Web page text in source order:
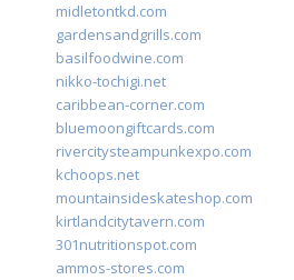
midletontkd.com
gardensandgrills.com
basilfoodwine.com
nikko-tochigi.net
caribbean-corner.com
bluemoongiftcards.com
rivercitysteampunkexpo.com
kchoops.net
mountainsideskateshop.com
kirtlandcitytavern.com
301nutritionspot.com
ammos-stores.com